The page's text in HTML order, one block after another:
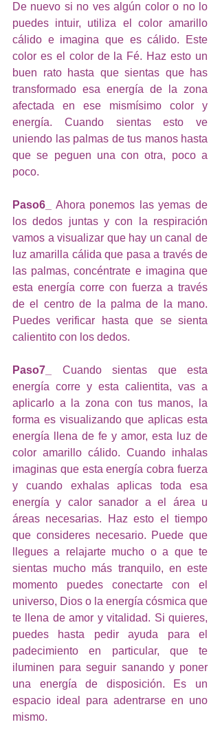
De nuevo si no ves algún color o no lo
puedes intuir, utiliza el color amarillo
cálido e imagina que es cálido. Este
color es el color de la Fé. Haz esto un
buen rato hasta que sientas que has
transformado esa energía de la zona
afectada en ese mismísimo color y
energía. Cuando sientas esto ve
uniendo las palmas de tus manos hasta
que se peguen una con otra, poco a
poco.
Paso6_
Ahora ponemos las yemas de
los dedos juntas y con la respiración
vamos a visualizar que hay un canal de
luz amarilla cálida que pasa a través de
las palmas, concéntrate e imagina que
esta energía corre con fuerza a través
de el centro de la palma de la mano.
Puedes verificar hasta que se sienta
calientito con los dedos.
Paso7_
Cuando sientas que esta
energía corre y esta calientita, vas a
aplicarlo a la zona con tus manos, la
forma es visualizando que aplicas esta
energía llena de fe y amor, esta luz de
color amarillo cálido. Cuando inhalas
imaginas que esta energía cobra fuerza
y cuando exhalas aplicas toda esa
energía y calor sanador a el área u
áreas necesarias. Haz esto el tiempo
que consideres necesario. Puede que
llegues a relajarte mucho o a que te
sientas mucho más tranquilo, en este
momento puedes conectarte con el
universo, Dios o la energía cósmica que
te llena de amor y vitalidad. Si quieres,
puedes hasta pedir ayuda para el
padecimiento en particular, que te
iluminen para seguir sanando y poner
una energía de disposición. Es un
espacio ideal para adentrarse en uno
mismo.